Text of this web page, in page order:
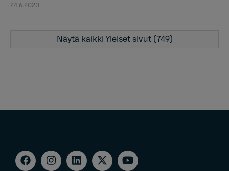
24.6.2020
Näytä kaikki Yleiset sivut (749)